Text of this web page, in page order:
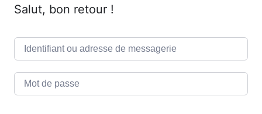
Salut, bon retour !